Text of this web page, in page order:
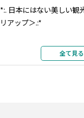
*:. 日本にはない美しい観
リアップ＞.:*
大自然に囲まれた素晴ら
有名なアンコールワット
全て見る